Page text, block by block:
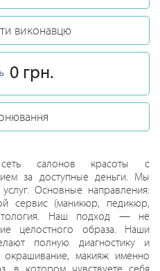
виконавцю
0 грн.
салонов красоты с
за доступные деньги. Мы
Основные направления:
сервис (маникюр, педикюр,
Наш подход — не
целостного образа. Наши
полную диагностику и
окрашивание, макияж именно
в котором чувствуете себя